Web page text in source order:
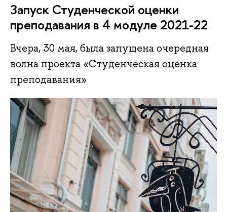
Запуск Студенческой оценки
преподавания в 4 модуле 2021-22
Вчера, 30 мая, была запущена очередная
волна проекта «Студенческая оценка
преподавания»